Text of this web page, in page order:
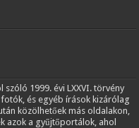
1999. évi LXXVI. törvény
és egyéb írások kizárólag
közölhetőek más oldalakon,
azok a gyűjtőportálok, ahol